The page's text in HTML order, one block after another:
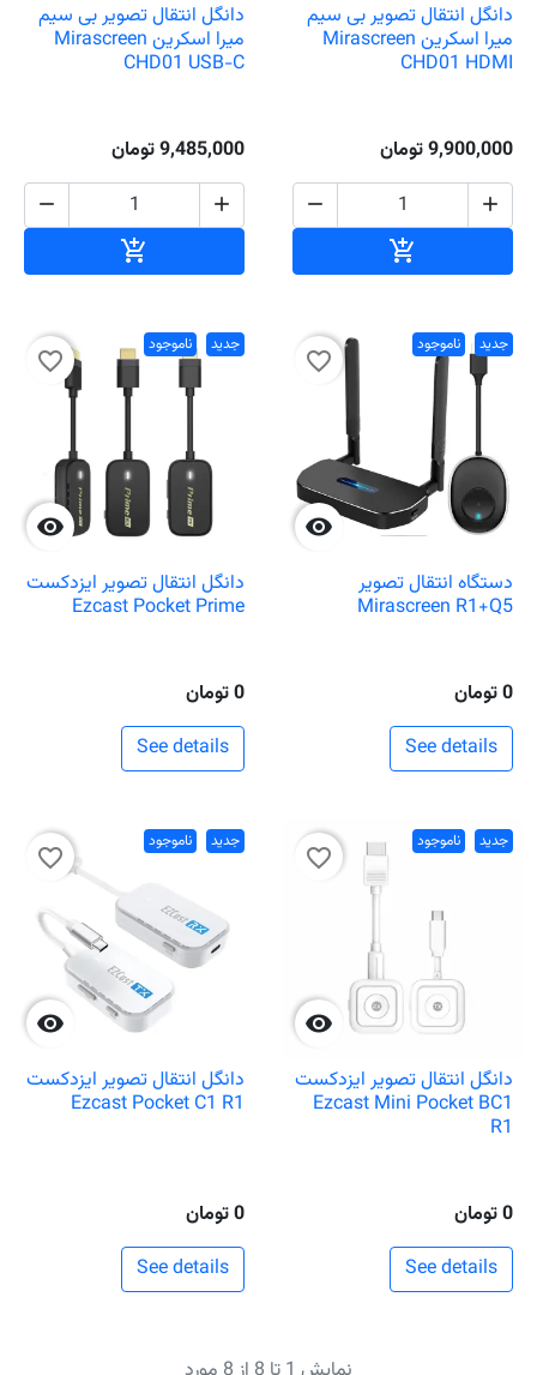
دانگل انتقال تصویر بی سیم
میرا اسکرین Mirascreen
CHD01 HDMI
9,900,000 تومان



دانگل انتقال تصویر بی سیم
میرا اسکرین Mirascreen
CHD01 USB-C
9,485,000 تومان



جدید ناموجود

favorite_border
دستگاه انتقال تصویر
Mirascreen R1+Q5
0 تومان
See details
جدید ناموجود

favorite_border
دانگل انتقال تصویر ایزدکست
Ezcast Pocket Prime
0 تومان
See details
جدید ناموجود

favorite_border
دانگل انتقال تصویر ایزدکست
Ezcast Mini Pocket BC1
R1
0 تومان
See details
جدید ناموجود

favorite_border
دانگل انتقال تصویر ایزدکست
Ezcast Pocket C1 R1
0 تومان
See details